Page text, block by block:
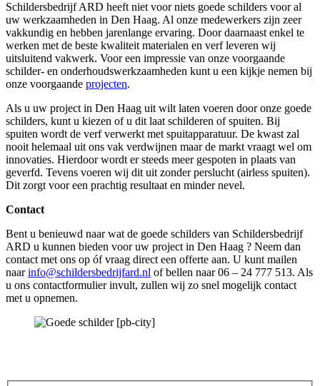
Schildersbedrijf ARD heeft niet voor niets goede schilders voor al
uw werkzaamheden in Den Haag. Al onze medewerkers zijn zeer
vakkundig en hebben jarenlange ervaring. Door daarnaast enkel te
werken met de beste kwaliteit materialen en verf leveren wij
uitsluitend vakwerk. Voor een impressie van onze voorgaande
schilder- en onderhoudswerkzaamheden kunt u een kijkje nemen bij
onze voorgaande projecten.
Als u uw project in Den Haag uit wilt laten voeren door onze goede
schilders, kunt u kiezen of u dit laat schilderen of spuiten. Bij
spuiten wordt de verf verwerkt met spuitapparatuur. De kwast zal
nooit helemaal uit ons vak verdwijnen maar de markt vraagt wel om
innovaties. Hierdoor wordt er steeds meer gespoten in plaats van
geverfd. Tevens voeren wij dit uit zonder perslucht (airless spuiten).
Dit zorgt voor een prachtig resultaat en minder nevel.
Contact
Bent u benieuwd naar wat de goede schilders van Schildersbedrijf
ARD u kunnen bieden voor uw project in Den Haag ? Neem dan
contact met ons op óf vraag direct een offerte aan. U kunt mailen
naarinfo@schildersbedrijfard.nl of bellen naar 06 – 24 777 513. Als
u ons contactformulier invult, zullen wij zo snel mogelijk contact
met u opnemen.